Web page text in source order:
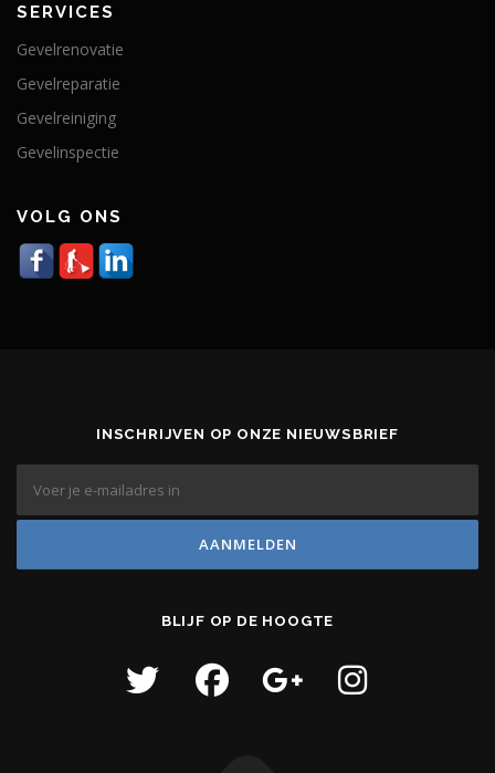
SERVICES
Gevelrenovatie
Gevelreparatie
Gevelreiniging
Gevelinspectie
VOLG ONS
INSCHRIJVEN OP ONZE NIEUWSBRIEF
BLIJF OP DE HOOGTE